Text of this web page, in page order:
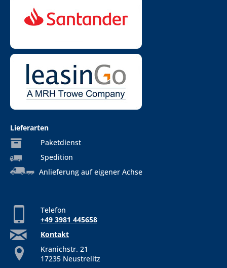
Lieferarten
Paketdienst
Spedition
Anlieferung auf eigener Achse
Telefon
+49 3981 445658
Kontakt
Kranichstr. 21
17235 Neustrelitz